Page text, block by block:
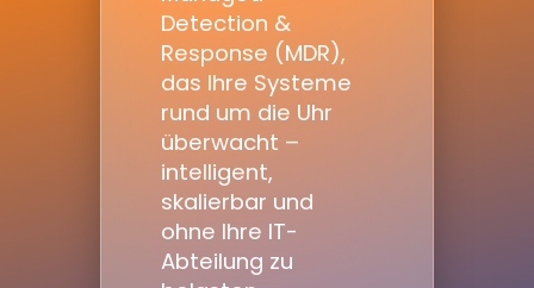
Detection &
Response (MDR),
das Ihre Systeme
rund um die Uhr
überwacht –
intelligent,
skalierbar und
ohne Ihre IT-
Abteilung zu